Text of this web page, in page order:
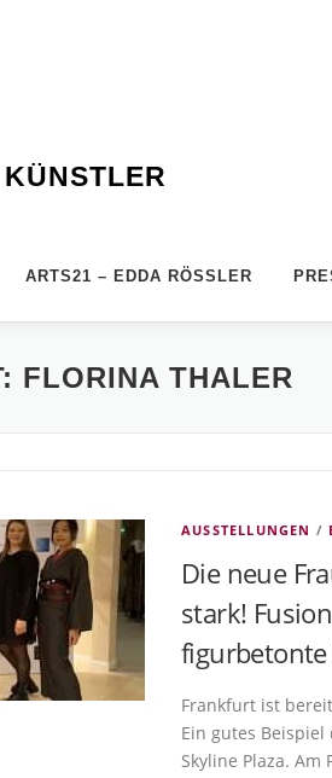
ARTS21 – EDDA RÖSSLER
FLORINA THALER
AUSSTELLUNGEN /
Die neue
stark!
figurbetonte
Frankfurt ist
Ein gutes
Skyline Plaza.